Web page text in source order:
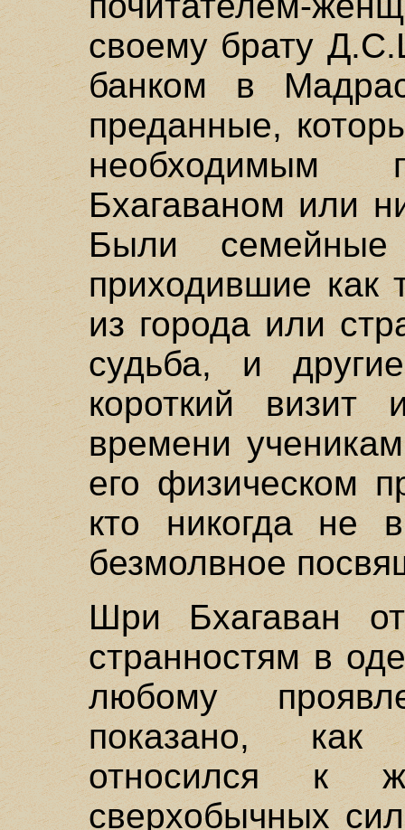
своему брату
банком в
преданные,
Бхагаваном или
Были семейные
приходившие как
из города или
судьба, и
короткий визит
времени
его физическом
кто никогда не
безмолвное
Шри Бхагаван
странностям в
любому
показано, как
относился к
сверхобычных